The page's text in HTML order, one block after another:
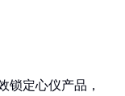
锁定心仪产品，